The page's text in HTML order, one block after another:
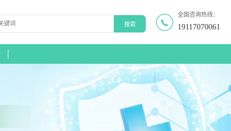
全国咨询热线：
19117070061